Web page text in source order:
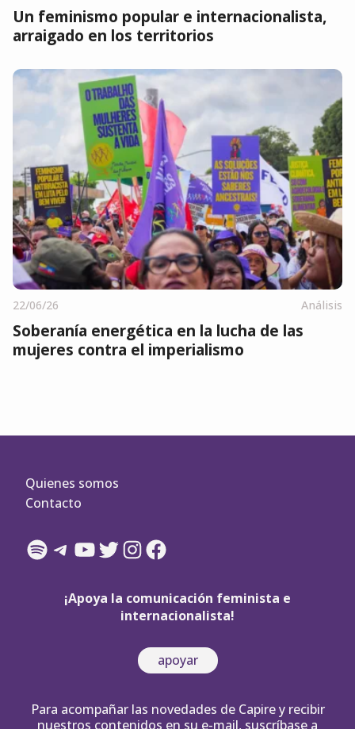
Un feminismo popular e internacionalista,
arraigado en los territorios
22/06/26 Análisis
Soberanía energética en la lucha de las
mujeres contra el imperialismo
Quienes somos
Contacto
Spotify
Telegram
YouTube
Twitter
Instagram
Facebook
¡Apoya la comunicación feminista e
internacionalista!
apoyar
Para acompañar las novedades de Capire y recibir
nuestros contenidos en su e-mail, suscríbase a